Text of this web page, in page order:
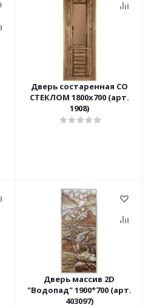
Дверь состаренная СО
СТЕКЛОМ 1800х700 (арт.
1908)
Дверь массив 2D
"Водопад" 1900*700 (арт.
403097)